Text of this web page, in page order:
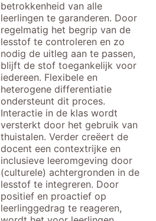
betrokkenheid van alle
leerlingen te garanderen. Door
regelmatig het begrip van de
lesstof te controleren en zo
nodig de uitleg aan te passen,
blijft de stof toegankelijk voor
iedereen. Flexibele en
heterogene differentiatie
ondersteunt dit proces.
Interactie in de klas wordt
versterkt door het gebruik van
thuistalen. Verder creëert de
docent een contextrijke en
inclusieve leeromgeving door
(culturele) achtergronden in de
lesstof te integreren. Door
positief en proactief op
leerlinggedrag te reageren,